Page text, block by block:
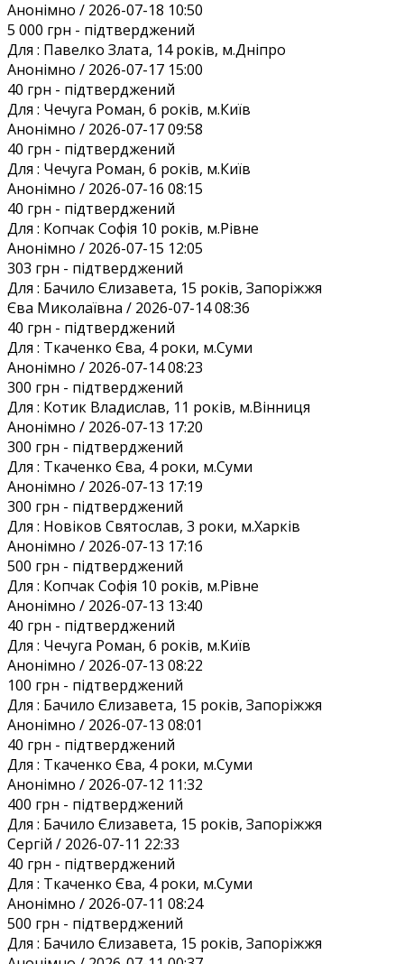
Анонiмно / 2026-07-18 10:50
5 000 грн - підтверджений
Для : Павелко Злата, 14 років, м.Дніпро
Анонiмно / 2026-07-17 15:00
40 грн - підтверджений
Для : Чечуга Роман, 6 років, м.Київ
Анонiмно / 2026-07-17 09:58
40 грн - підтверджений
Для : Чечуга Роман, 6 років, м.Київ
Анонiмно / 2026-07-16 08:15
40 грн - підтверджений
Для : Копчак Софія 10 років, м.Рівне
Анонiмно / 2026-07-15 12:05
303 грн - підтверджений
Для : Бачило Єлизавета, 15 років, Запоріжжя
Єва Миколаївна / 2026-07-14 08:36
40 грн - підтверджений
Для : Ткаченко Єва, 4 роки, м.Суми
Анонiмно / 2026-07-14 08:23
300 грн - підтверджений
Для : Котик Владислав, 11 років, м.Вінниця
Анонiмно / 2026-07-13 17:20
300 грн - підтверджений
Для : Ткаченко Єва, 4 роки, м.Суми
Анонiмно / 2026-07-13 17:19
300 грн - підтверджений
Для : Новіков Святослав, 3 роки, м.Харків
Анонiмно / 2026-07-13 17:16
500 грн - підтверджений
Для : Копчак Софія 10 років, м.Рівне
Анонiмно / 2026-07-13 13:40
40 грн - підтверджений
Для : Чечуга Роман, 6 років, м.Київ
Анонiмно / 2026-07-13 08:22
100 грн - підтверджений
Для : Бачило Єлизавета, 15 років, Запоріжжя
Анонiмно / 2026-07-13 08:01
40 грн - підтверджений
Для : Ткаченко Єва, 4 роки, м.Суми
Анонiмно / 2026-07-12 11:32
400 грн - підтверджений
Для : Бачило Єлизавета, 15 років, Запоріжжя
Сергій / 2026-07-11 22:33
40 грн - підтверджений
Для : Ткаченко Єва, 4 роки, м.Суми
Анонiмно / 2026-07-11 08:24
500 грн - підтверджений
Для : Бачило Єлизавета, 15 років, Запоріжжя